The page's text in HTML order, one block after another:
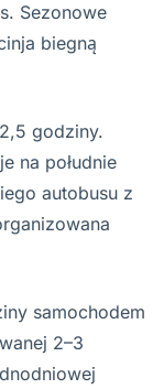
Sezonowe
biegną
godziny.
na południe
autobusu z
samochodem
2–3